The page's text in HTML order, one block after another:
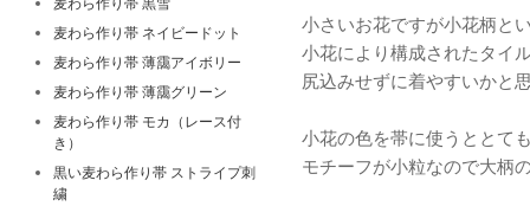
小さいお花ですが小花柄と
小花により構成されたタイ
尻込みせずに着やすいかと
小花の色を帯に使うととて
モチーフが小粒なので大柄
麦わら作り帯 ネイビードット
麦わら作り帯 薄靄アイボリー
麦わら作り帯 薄靄グリーン
麦わら作り帯 モカ（レース付
き）
黒い麦わら作り帯 ストライプ刺
繍